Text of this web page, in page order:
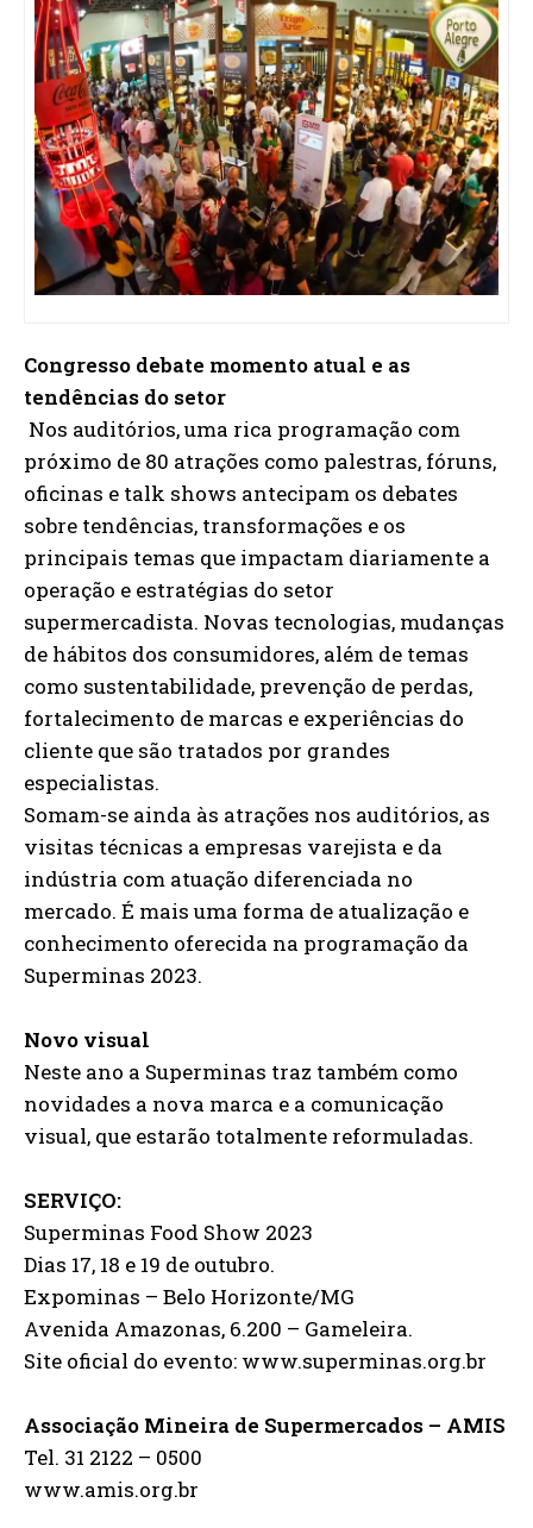
Congresso debate momento atual e as
tendências do setor
Nos auditórios, uma rica programação com
próximo de 80 atrações como palestras, fóruns,
oficinas e talk shows antecipam os debates
sobre tendências, transformações e os
principais temas que impactam diariamente a
operação e estratégias do setor
supermercadista. Novas tecnologias, mudanças
de hábitos dos consumidores, além de temas
como sustentabilidade, prevenção de perdas,
fortalecimento de marcas e experiências do
cliente que são tratados por grandes
especialistas.
Somam-se ainda às atrações nos auditórios, as
visitas técnicas a empresas varejista e da
indústria com atuação diferenciada no
mercado. É mais uma forma de atualização e
conhecimento oferecida na programação da
Superminas 2023.
Novo visual
Neste ano a Superminas traz também como
novidades a nova marca e a comunicação
visual, que estarão totalmente reformuladas.
SERVIÇO:
Superminas Food Show 2023
Dias 17, 18 e 19 de outubro.
Expominas – Belo Horizonte/MG
Avenida Amazonas, 6.200 – Gameleira.
Site oficial do evento: www.superminas.org.br
Associação Mineira de Supermercados – AMIS
Tel. 31 2122 – 0500
www.amis.org.br